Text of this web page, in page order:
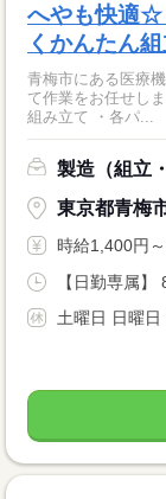
へやも快適☆
くかんたん
青梅市にある医療
て作業をお任せします。 【具体的な作業内容】 ・図面
組み立て ・各パ...
製造（組立
東京都青梅
時給1,400円
【日勤専属
土曜日 日曜日